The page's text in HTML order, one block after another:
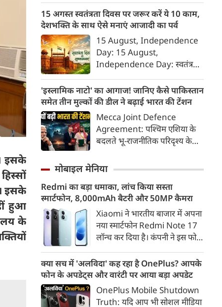
इसके
इसके
हुआ
के
को फंसाना, फिर धमकी देकर
ब्‍लेकमेल करना। इसके लिए बहुत
शातिर तरीके से ये हसीना लोगों को
अपने जाल में फंसाती थी।
15 अगस्त स्वतंत्रता दिवस पर जरूर करें ये 10 काम,
देशभक्ति के साथ ऐसे मनाएं आजादी का पर्व
15 August, Independence
Day: 15 August,
Independence Day: स्वतंत्रता
अवकाश नहीं, बल्कि उन शहीदों को
याद करने और उनके बलिदान का
सम्मान करने का दिन है, जिन्होंने हमें
यह आजादी दी। इस दिन को सार्थक
बनाने के लिए हमें कुछ खास कार्य
जरूर करने चाहिए, जिससे हमारे
गहरी हो सके।
'इस्लामिक नाटो' का आगाज! जानिए कैसे पाकिस्तान
समेत तीन मुल्कों की डील ने बढ़ाई भारत की टेंशन
Mecca Joint Defence
Agreement: पश्चिम एशिया के
बदलते भू-राजनीतिक परिदृश्य के
अरब ने एक ऐतिहासिक और
समझौते' (Mecca Joint
Defence Agreement) पर
हस्ताक्षर किए हैं।
मोबाइल मेनिया
Redmi का बड़ा धमाका, लांच किया सस्ता
स्मार्टफोन, 8,000mAh बैटरी और 50MP कैमरा
Xiaomi ने भारतीय बाजार में अपना
नया स्मार्टफोन Redmi Note 17
लॉन्च कर दिया है। कंपनी ने इस फोन
डिस्प्ले, 8,000mAh की बड़ी बैटरी
और Qualcomm Snapdragon
चिपसेट के साथ पेश किया है। फोन में
50MP का मेन कैमरा दिया गया है।
क्या सच में 'अलविदा' कह रहा है OnePlus? आपके
फोन के अपडेट्स और वारंटी पर आया बड़ा अपडेट
OnePlus Mobile Shutdown
Truth: यदि आप भी सोशल मीडिया